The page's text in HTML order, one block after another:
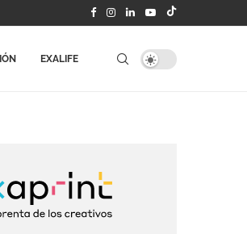
EXALIFE